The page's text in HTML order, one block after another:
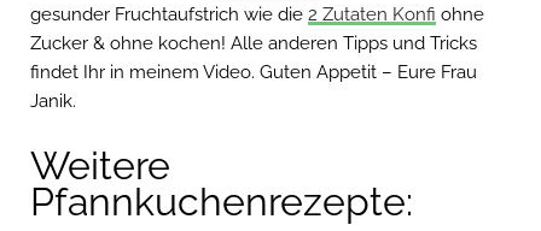
gesunder Fruchtaufstrich wie die 2 Zutaten Konfi ohne
Zucker & ohne kochen! Alle anderen Tipps und Tricks
findet Ihr in meinem Video. Guten Appetit – Eure Frau
Janik.
Weitere
Pfannkuchenrezepte: